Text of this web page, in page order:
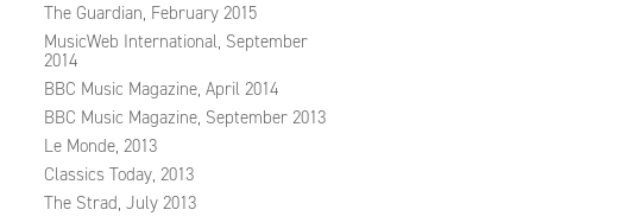
The Guardian, February 2015
MusicWeb International, September
2014
BBC Music Magazine, April 2014
BBC Music Magazine, September 2013
Le Monde, 2013
Classics Today, 2013
The Strad, July 2013